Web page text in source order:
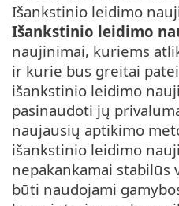
Išankstinio leidimo
Išankstinio leidimo
naujinimai, kuriems
ir kurie bus greitai
išankstinio leidimo
pasinaudoti jų
naujausių aptikimo
išankstinio leidimo
nepakankamai stabilūs
būti naudojami